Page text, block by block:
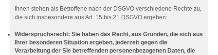
Ihnen stehen als Betroffene nach der DSGVO verschiedene Rechte zu,
die sich insbesondere aus Art. 15 bis 21 DSGVO ergeben:
Widerspruchsrecht: Sie haben das Recht, aus Gründen, die sich aus
Ihrer besonderen Situation ergeben, jederzeit gegen die
Verarbeitung der Sie betreffenden personenbezogenen Daten, die